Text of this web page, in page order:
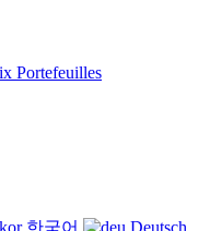
Portefeuilles
한국어
Deutsch